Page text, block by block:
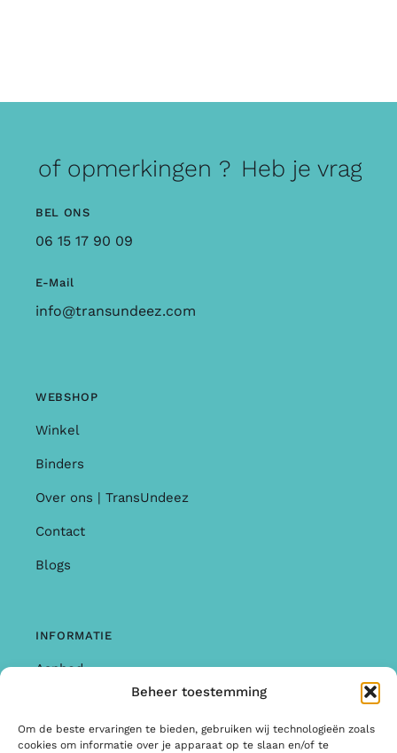
Beheer toestemming
Om de beste ervaringen te bieden, gebruiken wij technologieën zoals
cookies om informatie over je apparaat op te slaan en/of te
of opmerkingen ? Heb je
BEL ONS
06 15 17 90 09
E-Mail
info@transundeez.com
WEBSHOP
Winkel
Binders
Over ons | TransUndeez
Contact
Blogs
INFORMATIE
Aanbod
Garantie & Klachten
Algemene Voorwaarden